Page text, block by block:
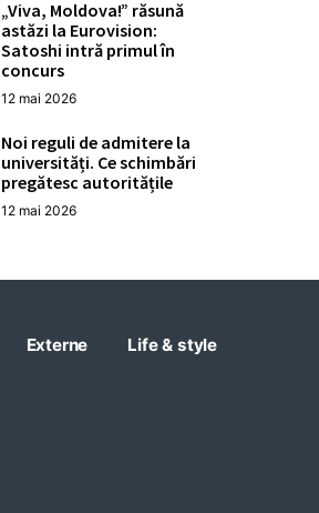
„Viva, Moldova!” răsună
astăzi la Eurovision:
Satoshi intră primul în
concurs
12 mai 2026
Noi reguli de admitere la
universități. Ce schimbări
pregătesc autoritățile
12 mai 2026
Externe
Life & style